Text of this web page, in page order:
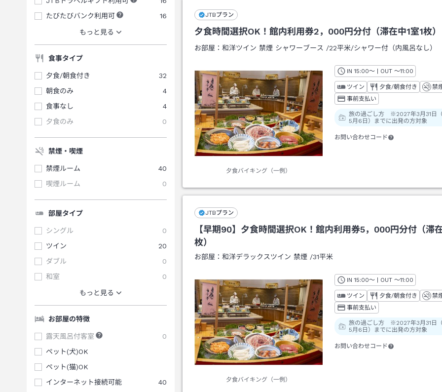
たびたびバンク利用可
16
もっと見る
食事タイプ
夕食/朝食付き
32
朝食のみ
4
食事なし
4
夕食のみ
0
禁煙・喫煙
禁煙ルーム
40
喫煙ルーム
0
部屋タイプ
シングル
0
ツイン
20
ダブル
0
和室
0
もっと見る
お部屋の特徴
露天風呂付客室
0
ペット(犬)OK
ペット(猫)OK
インターネット接続可能
40
JTBプラン
夕食時間選択OK！館内利用券2，000円分付（滞在中1室1枚）
お部屋： 和洋ツイン 禁煙 シャワーブース /22平米/シャワー付（内風呂なし）
夕食バイキング（一例）
IN チェックイン
15:00～ | OUT チェックアウト
～11:00
ツイン 夕食/朝食付き
禁
事前支払い
旅の過ごし方 ※2027年3月31日
5月6日）までに出発の方対象
お問い合わせコード
JTBプラン
【早期90】夕食時間選択OK！館内利用券5，000円分付（滞
枚）
お部屋： 和洋デラックスツイン 禁煙/31平米
夕食バイキング（一例）
IN チェックイン
15:00～ | OUT チェックアウト
～11:00
ツイン 夕食/朝食付き
禁
事前支払い
旅の過ごし方 ※2027年3月31日
5月6日）までに出発の方対象
お問い合わせコード